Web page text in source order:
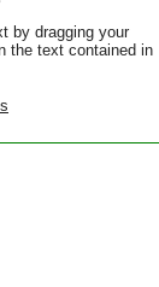
by dragging your
the text contained in